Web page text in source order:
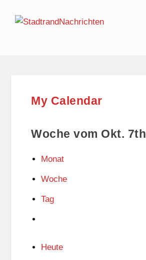
My Calendar
Woche vom Okt. 7th
Monat
Woche
Tag
Heute